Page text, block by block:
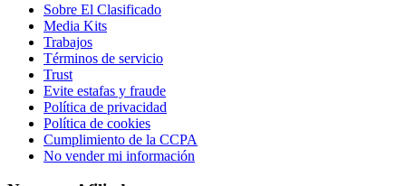
Sobre El Clasificado
Media Kits
Trabajos
Términos de servicio
Trust
Evite estafas y fraude
Política de privacidad
Política de cookies
Cumplimiento de la CCPA
No vender mi información